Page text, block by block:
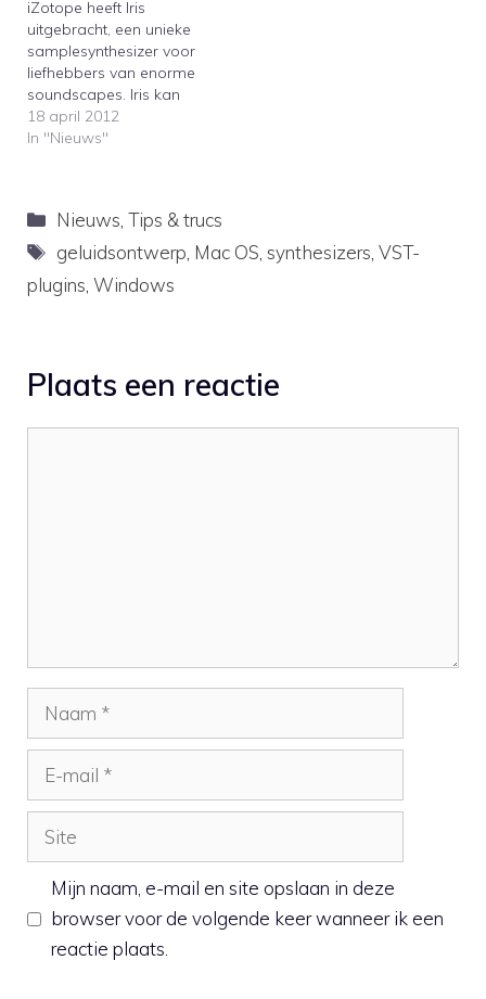
iZotope heeft Iris
uitgebracht, een unieke
samplesynthesizer voor
liefhebbers van enorme
soundscapes. Iris kan
drie samples tegelijk
afspelen. De samples
van Photoshop-achtige
gereedschappen
gemanipuleerd. Deze
synthesizer zal zeker
unique sample…
18 april 2012
In "Nieuws"
Categorieën
Nieuws,Tips & trucs
Tags
geluidsontwerp, Mac OS,synthesizers,VST-
plugins, Windows
Plaats een reactie
Naam
mail
Site
Mijn naam, e-mail en site opslaan in deze
browser voor de volgende keer wanneer ik een
reactie plaats.